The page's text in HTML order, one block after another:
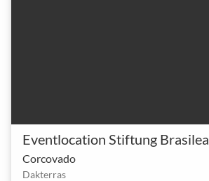
Eventlocation Stiftung Brasilea
Corcovado
Dakterras